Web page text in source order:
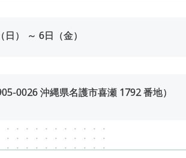
日） ～6日（金）
0026 沖縄県名護市喜瀬 1792 番地）